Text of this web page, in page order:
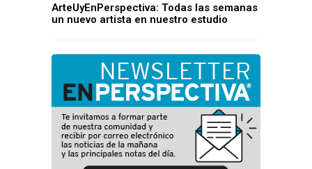
ArteUyEnPerspectiva: Todas las semanas
un nuevo artista en nuestro estudio